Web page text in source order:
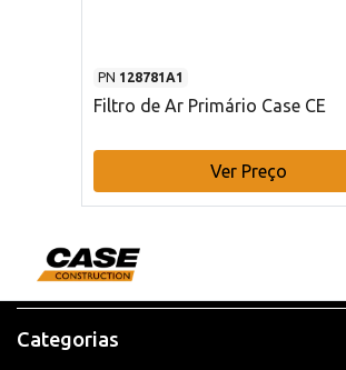
PN 128781A1
Filtro de Ar Primário Case CE
Ver Preço
Categorias